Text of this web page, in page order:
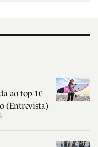
ao top 10
(Entrevista)